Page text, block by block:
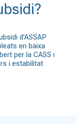
d’ASSAP
en baixa
per la CASS i
i estabilitat